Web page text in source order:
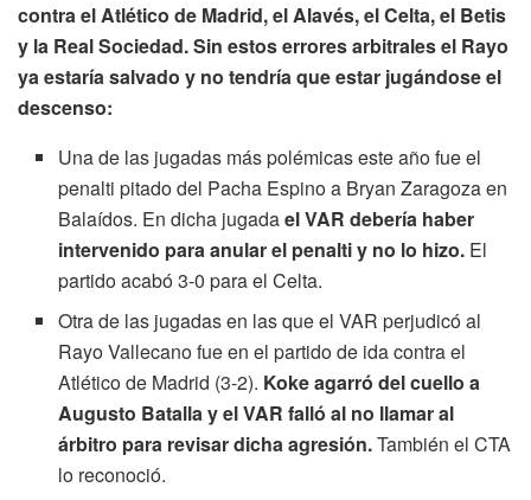
contra el Atlético de Madrid, el Alavés, el Celta, el Betis
y la Real Sociedad. Sin estos errores arbitrales el Rayo
ya estaría salvado y no tendría que estar jugándose el
descenso:
Una de las jugadas más polémicas este año fue el
penalti pitado del Pacha Espino a Bryan Zaragoza en
Balaídos. En dicha jugadael VAR debería haber
intervenido para anular el penalti y no lo hizo. El
partido acabó 3-0 para el Celta.
Otra de las jugadas en las que el VAR perjudicó al
Rayo Vallecano fue en el partido de ida contra el
Atlético de Madrid (3-2). Koke agarró del cuello a
Augusto Batalla y el VAR falló al no llamar al
árbitro para revisar dicha agresión.También el CTA
lo reconoció.